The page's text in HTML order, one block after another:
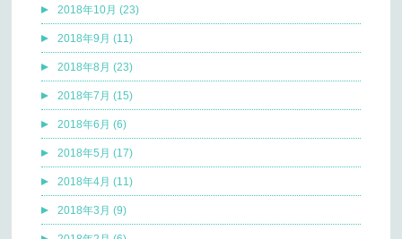
2018年10月 (23)
2018年9月 (11)
2018年8月 (23)
2018年7月 (15)
2018年6月 (6)
2018年5月 (17)
2018年4月 (11)
2018年3月 (9)